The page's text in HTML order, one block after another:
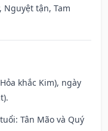
Nguyệt tận, Tam
khắc Kim), ngày
Tân Mão và Quý